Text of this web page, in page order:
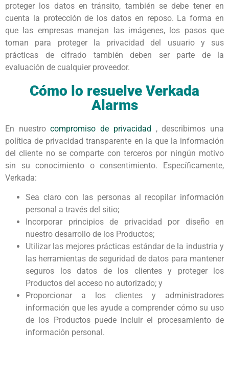
proteger los datos en tránsito, también se debe tener en
cuenta la protección de los datos en reposo. La forma en
que las empresas manejan las imágenes, los pasos que
toman para proteger la privacidad del usuario y sus
prácticas de cifrado también deben ser parte de la
evaluación de cualquier proveedor.
Cómo lo resuelve Verkada
Alarms
En nuestrocompromiso de privacidad , describimos una
política de privacidad transparente en la que la información
del cliente no se comparte con terceros por ningún motivo
sin su conocimiento o consentimiento. Específicamente,
Verkada:
Sea claro con las personas al recopilar información
personal a través del sitio;
Incorporar principios de privacidad por diseño en
nuestro desarrollo de los Productos;
Utilizar las mejores prácticas estándar de la industria y
las herramientas de seguridad de datos para mantener
seguros los datos de los clientes y proteger los
Productos del acceso no autorizado; y
Proporcionar a los clientes y administradores
información que les ayude a comprender cómo su uso
de los Productos puede incluir el procesamiento de
información personal.